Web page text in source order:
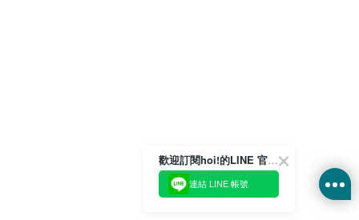
歡迎訂閱hoi!的LINE 官方帳號
連結 LINE 帳號